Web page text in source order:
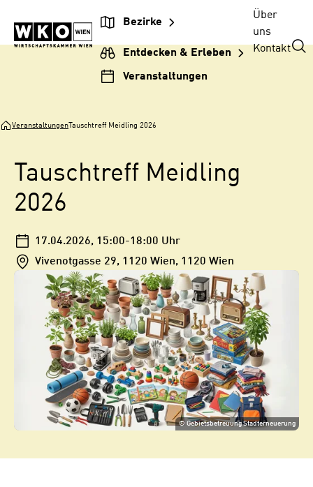
Inhalt
springen
Hauptnavigation
springen
Footer
springen
Bezirke
Entdecken & Erleben
Veranstaltungen
Über
uns
Kontakt
Veranstaltungen Tauschtreff Meidling 2026
Tauschtreff Meidling
2026
17.04.2026, 15:00-18:00 Uhr
Vivenotgasse 29, 1120 Wien, 1120 Wien
©Gebietsbetreuung Stadterneuerung